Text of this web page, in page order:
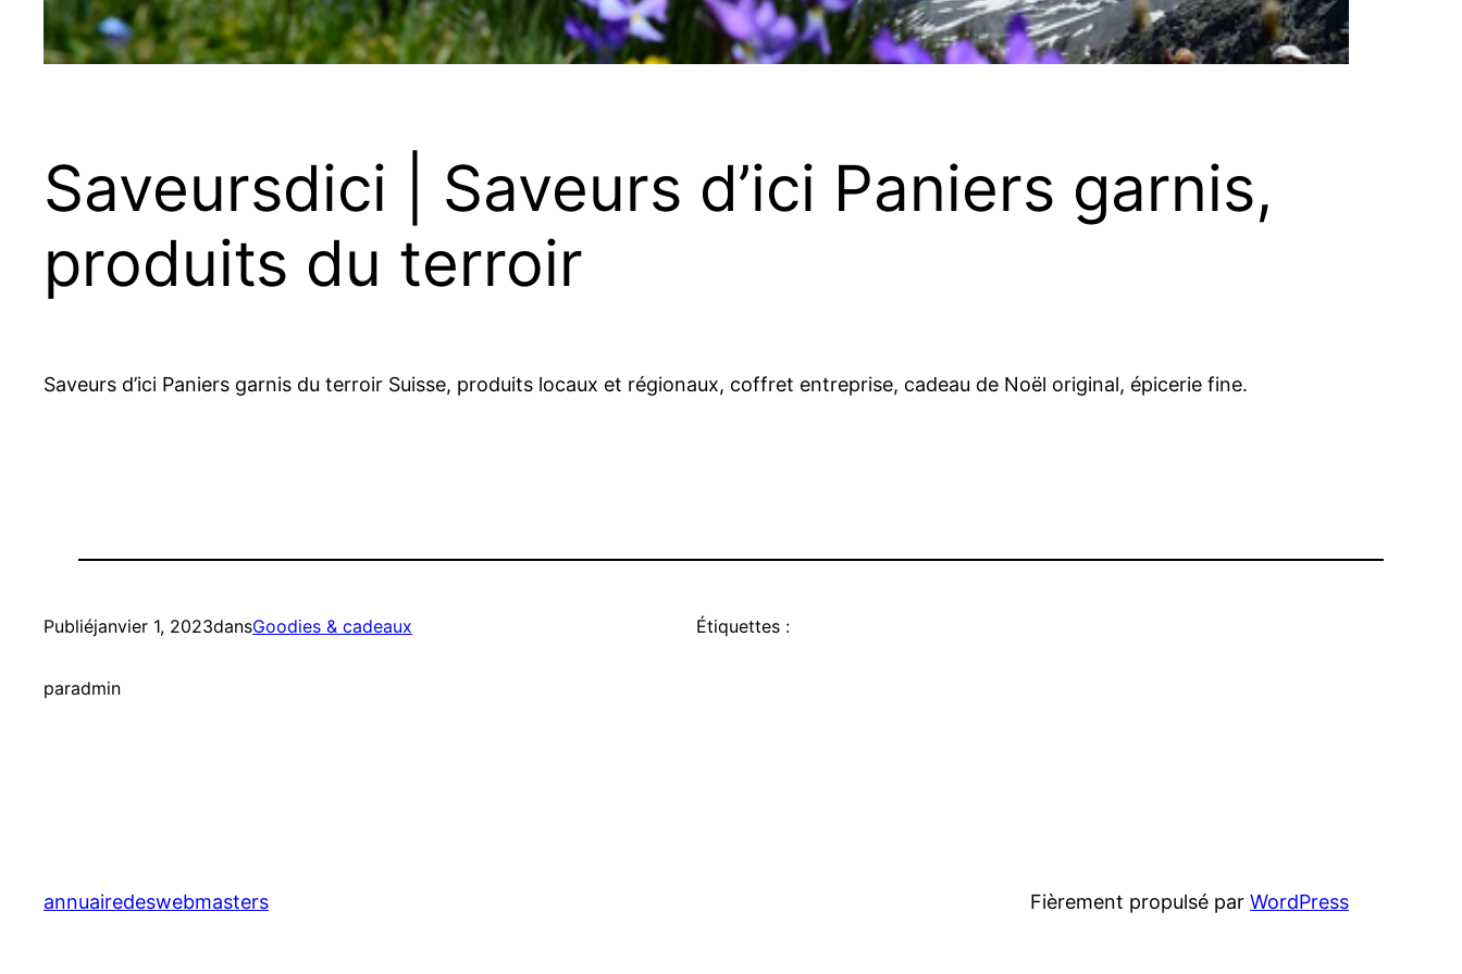
Saveursdici | Saveurs d’ici Paniers garnis,
produits du terroir
Saveurs d’ici Paniers garnis du terroir Suisse, produits locaux et régionaux, coffret entreprise, cadeau de Noël original, épicerie fine.
Publiéjanvier 1, 2023dansGoodies & cadeaux
paradmin
Étiquettes :
annuairedeswebmasters Fièrement propulsé par WordPress